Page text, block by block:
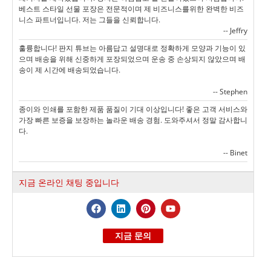
베스트 스타일 선물 포장은 전문적이며 제 비즈니스를위한 완벽한 비즈
니스 파트너입니다. 저는 그들을 신뢰합니다.
-- Jeffry
훌륭합니다! 판지 튜브는 아름답고 설명대로 정확하게 모양과 기능이 있
으며 배송을 위해 신중하게 포장되었으며 운송 중 손상되지 않았으며 배
송이 제 시간에 배송되었습니다.
-- Stephen
종이와 인쇄를 포함한 제품 품질이 기대 이상입니다! 좋은 고객 서비스와
가장 빠른 보증을 보장하는 놀라운 배송 경험. 도와주셔서 정말 감사합니
다.
-- Binet
지금 온라인 채팅 중입니다
지금 문의